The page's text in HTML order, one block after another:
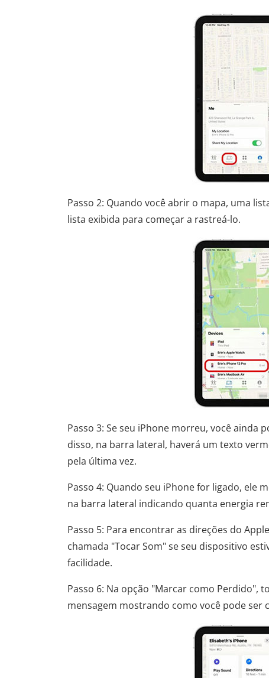
Passo 2: Quando você abrir o mapa, uma
lista exibida para começar a rastreá-lo.
Passo 3: Se seu iPhone morreu, você ainda
disso, na barra lateral, haverá um texto
pela última vez.
Passo 4: Quando seu iPhone for ligado, ele
na barra lateral indicando quanta energia
Passo 5: Para encontrar as direções do
chamada "Tocar Som" se seu dispositivo
facilidade.
Passo 6: Na opção "Marcar como Perdido",
mensagem mostrando como você pode